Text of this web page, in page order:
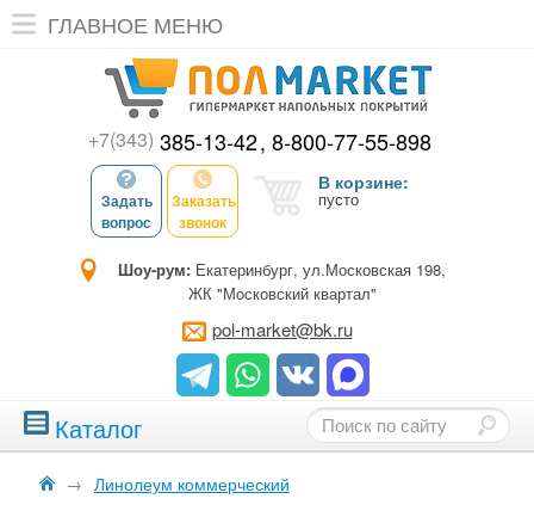
ГЛАВНОЕ МЕНЮ
+7(343) 385-13-42 8-800-77-55-898
Задать
вопрос
Заказать
звонок
В корзине:
пусто
Шоу-рум: Екатеринбург, ул.Московская 198,
ЖК "Московский квартал"
pol-market@bk.ru
Каталог
→ Линолеум коммерческий